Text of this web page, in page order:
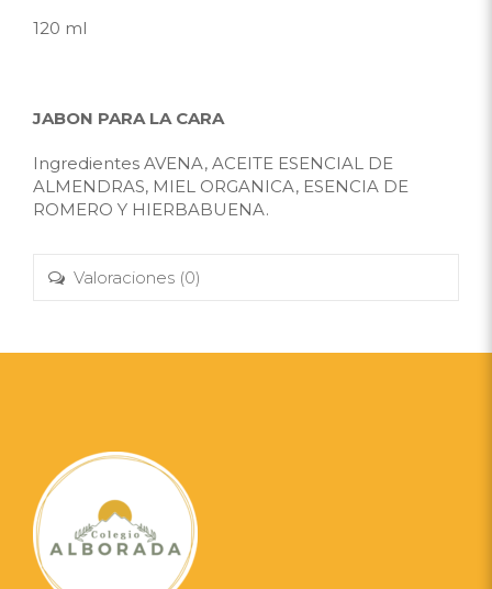
120 ml
JABON PARA LA CARA
Ingredientes AVENA, ACEITE ESENCIAL DE
ALMENDRAS, MIEL ORGANICA, ESENCIA DE
ROMERO Y HIERBABUENA.
Valoraciones (0)